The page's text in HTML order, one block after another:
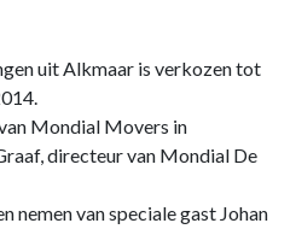
uit Alkmaar is verkozen tot
Mondial Movers in
directeur van Mondial De
nemen van speciale gast Johan